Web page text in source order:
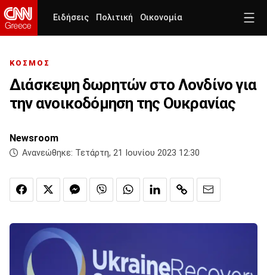
Ειδήσεις Πολιτική Οικονομία
ΚΟΣΜΟΣ
Διάσκεψη δωρητών στο Λονδίνο για
την ανοικοδόμηση της Ουκρανίας
Newsroom
Ανανεώθηκε: Τετάρτη, 21 Ιουνίου 2023 12:30